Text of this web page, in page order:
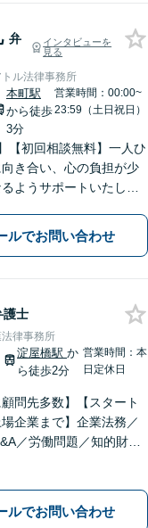
弁
インタビューを
見る
ル法律事務所
本町駅
から徒歩
3分
営業時間：00:00~
23:59（土日祝日）
【初回相談無料】一人ひ
き合い、心の負担が少
ようサポートいたしま
見据えた支えを大切にし
なたの気持ちにしっかり
ルでお問い合わせ
護士
律事務所
淀屋橋駅か
ら徒歩2分
営業時間：本
日定休日
顧問先多数】【スタート
企業まで】企業法務／
／労働問題／知的財産
支援します。【省庁出向
ルでお問い合わせ